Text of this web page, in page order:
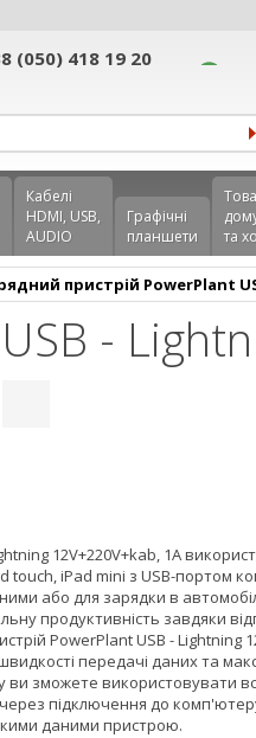
(050) 418 19 20
Кабелі
HDMI, USB,
AUDIO
Графічні
планшети
та
пристрій PowerPlant
-
12V+220V+kab, 1A
touch, iPad mini з USB-портом
або для зарядки в
продуктивність завдяки
PowerPlant USB - Lightning
передачі даних та
зможете використовувати всі
підключення до
даними пристрою.